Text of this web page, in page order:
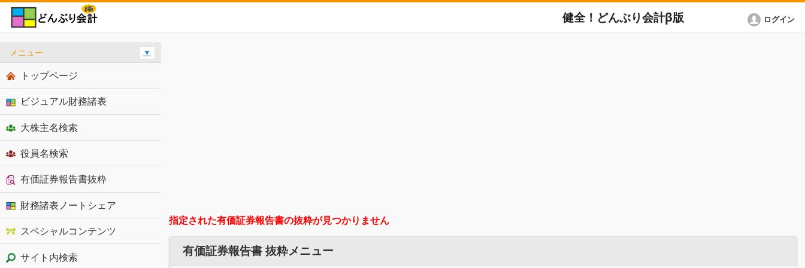
健全！どんぶり会計β版 ログイン
指定された有価証券報告書の抜粋が見つかりません
有価証券報告書 抜粋メニュー
メニュー ▼
トップページ
ビジュアル財務諸表
大株主名検索
役員名検索
有価証券報告書抜粋
財務諸表ノートシェア
スペシャルコンテンツ
サイト内検索